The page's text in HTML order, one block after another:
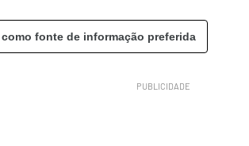
fonte de informação preferida